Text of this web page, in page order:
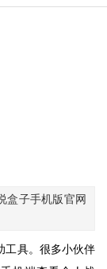
盒子手机版官网
工具。很多小伙伴